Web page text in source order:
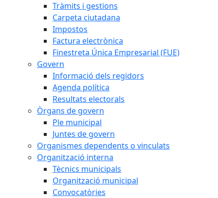
Tràmits i gestions
Carpeta ciutadana
Impostos
Factura electrònica
Finestreta Única Empresarial (FUE)
Govern
Informació dels regidors
Agenda política
Resultats electorals
Òrgans de govern
Ple municipal
Juntes de govern
Organismes dependents o vinculats
Organització interna
Tècnics municipals
Organització municipal
Convocatòries